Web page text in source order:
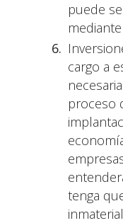
puede
cargo a
proceso
tenga